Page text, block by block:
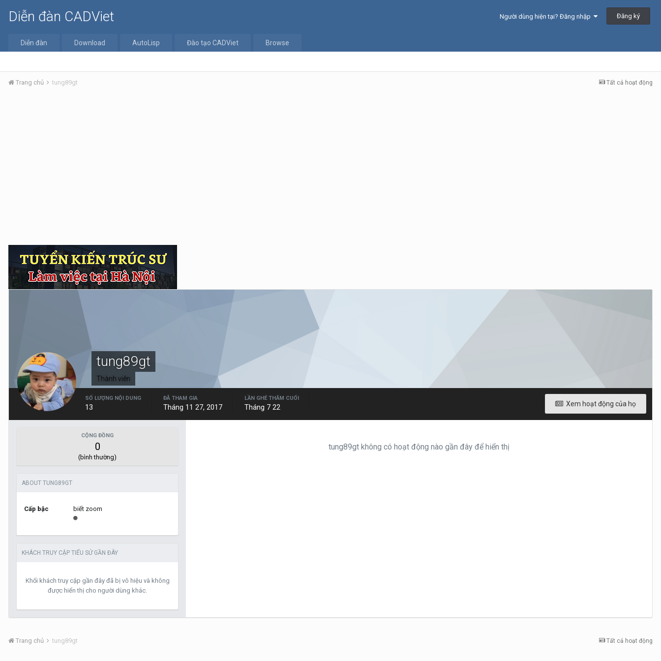
Diễn đàn CADViet Người dùng hiện tại? Đăng nhập Đăng ký
Diễn đàn Download AutoLisp Đào tạo CADViet Browse
Tất cả hoạt động
Trang chủ tung89gt
tung89gt
Thành viên
Xem hoạt động của họ
SỐ LƯỢNG NỘI DUNG
13
ĐÃ THAM GIA
Tháng 11 27, 2017
LẦN GHÉ THĂM CUỐI
Tháng 7 22
CỘNG ĐỒNG
0
(bình thường)
ABOUT TUNG89GT
Cấp bậc biết zoom
KHÁCH TRUY CẬP TIỂU SỬ GẦN ĐÂY
Khối khách truy cập gần đây đã bị vô hiệu và không
được hiển thị cho người dùng khác.
tung89gt không có hoạt động nào gần đây để hiển thị
Tất cả hoạt động
Trang chủ tung89gt